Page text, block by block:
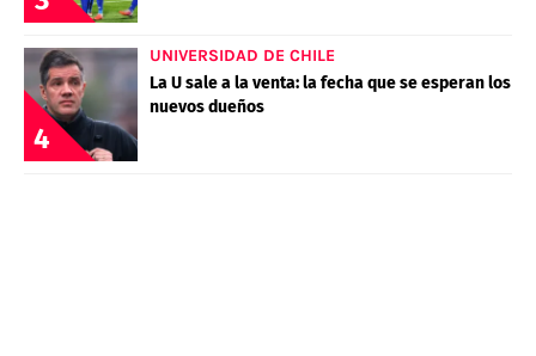
4
UNIVERSIDAD DE CHILE
La U sale a la venta: la fecha que se esperan los
nuevos dueños